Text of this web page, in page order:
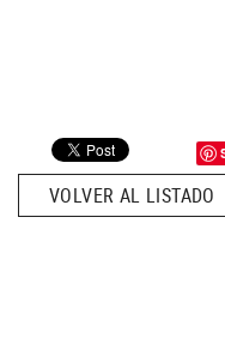
VOLVER AL LISTADO